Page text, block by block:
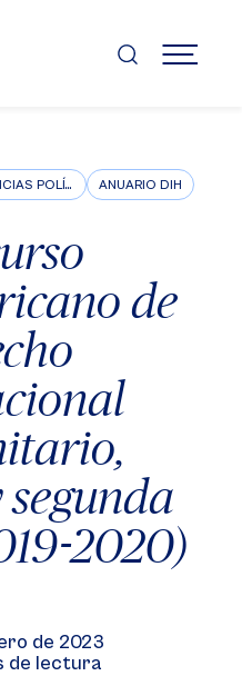
MENÚ
FACULTAD DE DERECHO Y CIENCIAS POLÍTICAS ANUARIO DIH
de
2020)
de 2023
de lectura